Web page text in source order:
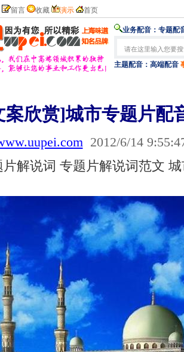
留言 收藏 演示 首页
业务配音： 专题配
主题配音： 高端配音
案欣赏]城市专题片配
2012/6/14
解说词 专题片解说词范文